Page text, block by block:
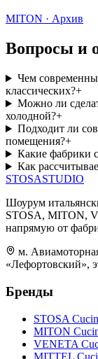
MITON · Архив
Вопросы и
Чем
классических?+
Можно ли
холодной?+
Подходит ли
помещения?+
Какие фабрики
Как
STOSASTUDIO
Шоурум
STOSA, MITON,
напрямую от
м.
«Лефортовский»,
Бренды
STOSA
MITON
VENETA
MITTEL